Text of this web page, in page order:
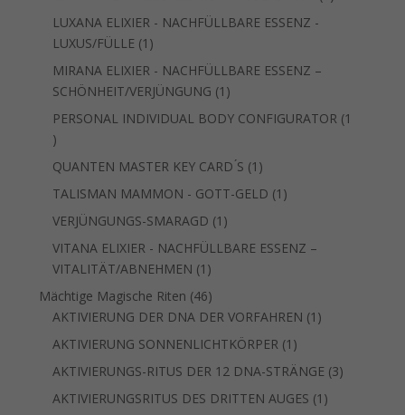
LUXANA ELIXIER - NACHFÜLLBARE ESSENZ -
LUXUS/FÜLLE 1 1
Produkt
MIRANA ELIXIER - NACHFÜLLBARE ESSENZ –
SCHÖNHEIT/VERJÜNGUNG 1 1
Produkt
PERSONAL INDIVIDUAL BODY CONFIGURATOR 1
1
Produkt
QUANTEN MASTER KEY CARD ́S 1 1
Produkt
TALISMAN MAMMON - GOTT-GELD 1 1
VERJÜNGUNGS-SMARAGD 1 1
Produkt
VITANA ELIXIER - NACHFÜLLBARE ESSENZ –
VITALITÄT/ABNEHMEN 1 1
Produkt
Mächtige Magische Riten 4646
Produkte
AKTIVIERUNG DER DNA DER VORFAHREN 1 1
AKTIVIERUNG SONNENLICHTKÖRPER 1 1
Produkt
AKTIVIERUNGS-RITUS DER 12 DNA-STRÄNGE 33
AKTIVIERUNGSRITUS DES DRITTEN AUGES 1 1